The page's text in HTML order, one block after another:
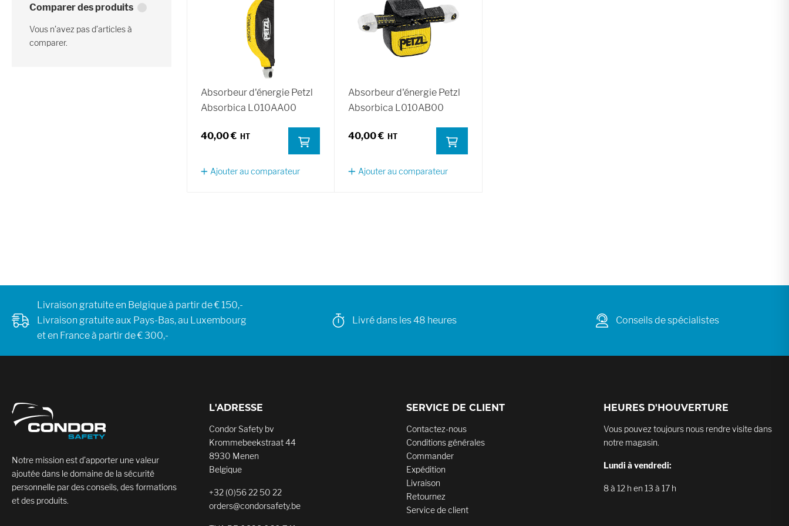
Absorbeur d'énergie Petzl
Absorbica L010AA00
40,00 €
Ajouter au comparateur
Absorbeur d'énergie Petzl
Absorbica L010AB00
40,00 €
Ajouter au comparateur
Comparer des produits
Vous n’avez pas d’articles à
comparer.
Livraison gratuite en Belgique à partir de € 150,-
Livraison gratuite aux Pays-Bas, au Luxembourg
et en France à partir de € 300,-
Livré dans les 48 heures Conseils de spécialistes
Notre mission est d’apporter une valeur
ajoutée dans le domaine de la sécurité
personnelle par des conseils, des formations
et des produits.
L'ADRESSE
Condor Safety bv
Krommebeekstraat 44
8930 Menen
Belgique
+32 (0)56 22 50 22
orders@condorsafety.be
SERVICE DE CLIENT
Contactez-nous
Conditions générales
Commander
Expédition
Livraison
Retournez
Service de client
HEURES D'HOUVERTURE
Vous pouvez toujours nous rendre visite dans
notre magasin.
Lundi à vendredi:
8 à 12 h en 13 à 17 h